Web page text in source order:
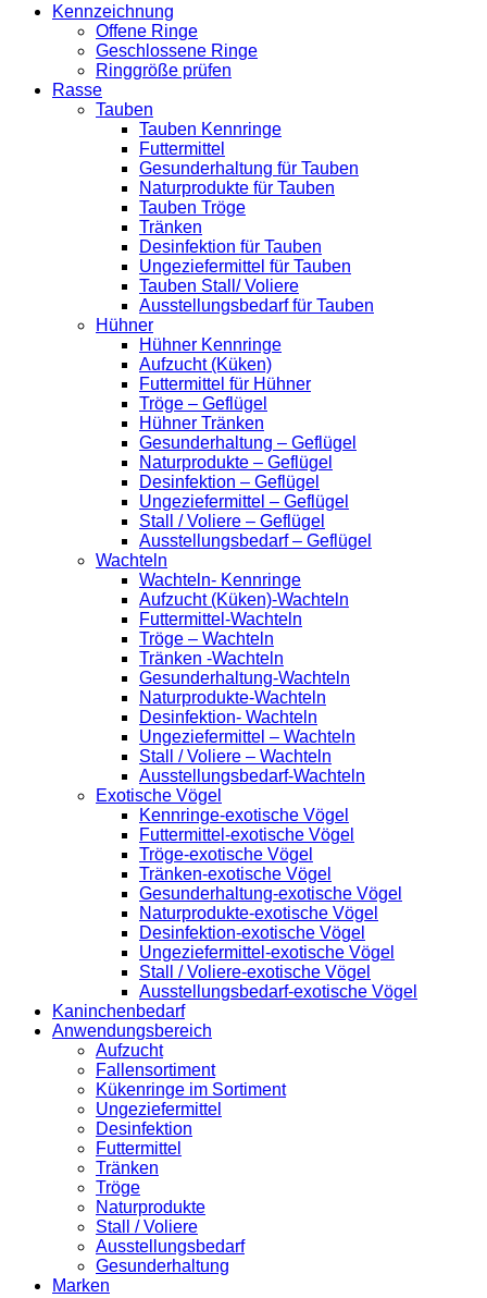
Kennzeichnung
Offene Ringe
Geschlossene Ringe
Ringgröße prüfen
Rasse
Tauben
Tauben Kennringe
Futtermittel
Gesunderhaltung für Tauben
Naturprodukte für Tauben
Tauben Tröge
Tränken
Desinfektion für Tauben
Ungeziefermittel für Tauben
Tauben Stall/ Voliere
Ausstellungsbedarf für Tauben
Hühner
Hühner Kennringe
Aufzucht (Küken)
Futtermittel für Hühner
Tröge – Geflügel
Hühner Tränken
Gesunderhaltung – Geflügel
Naturprodukte – Geflügel
Desinfektion – Geflügel
Ungeziefermittel – Geflügel
Stall / Voliere – Geflügel
Ausstellungsbedarf – Geflügel
Wachteln
Wachteln- Kennringe
Aufzucht (Küken)-Wachteln
Futtermittel-Wachteln
Tröge – Wachteln
Tränken -Wachteln
Gesunderhaltung-Wachteln
Naturprodukte-Wachteln
Desinfektion- Wachteln
Ungeziefermittel – Wachteln
Stall / Voliere – Wachteln
Ausstellungsbedarf-Wachteln
Exotische Vögel
Kennringe-exotische Vögel
Futtermittel-exotische Vögel
Tröge-exotische Vögel
Tränken-exotische Vögel
Gesunderhaltung-exotische Vögel
Naturprodukte-exotische Vögel
Desinfektion-exotische Vögel
Ungeziefermittel-exotische Vögel
Stall / Voliere-exotische Vögel
Ausstellungsbedarf-exotische Vögel
Kaninchenbedarf
Anwendungsbereich
Aufzucht
Fallensortiment
Kükenringe im Sortiment
Ungeziefermittel
Desinfektion
Futtermittel
Tränken
Tröge
Naturprodukte
Stall / Voliere
Ausstellungsbedarf
Gesunderhaltung
Marken